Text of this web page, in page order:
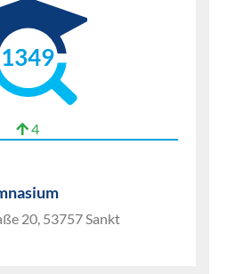
1349
4
20, 53757 Sankt